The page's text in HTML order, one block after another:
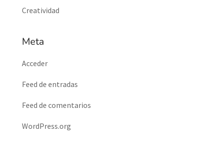
Creatividad
Meta
Acceder
Feed de entradas
Feed de comentarios
WordPress.org